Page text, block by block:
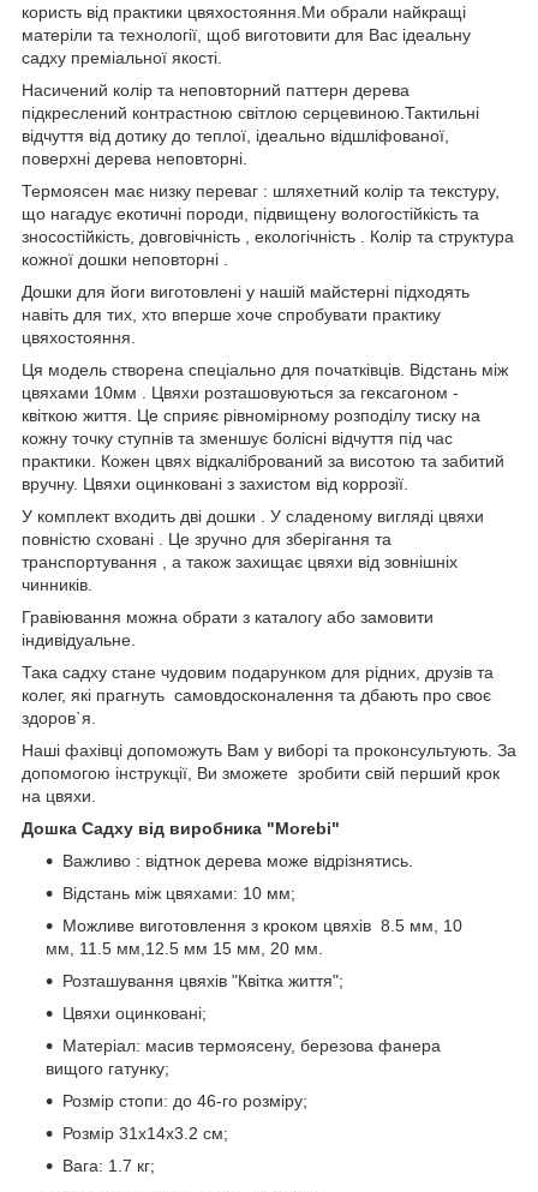
користь від практики цвяхостояння.Ми обрали найкращі
матеріли та технології, щоб виготовити для Вас ідеальну
садху преміальної якості.
Насичений колір та неповторний паттерн дерева
підкреслений контрастною світлою серцевиною.Тактильні
відчуття від дотику до теплої, ідеально відшліфованої,
поверхні дерева неповторні.
Термоясен має низку переваг : шляхетний колір та текстуру,
що нагадує екотичні породи, підвищену вологостійкість та
зносостійкість, довговічність , екологічність . Колір та структура
кожної дошки неповторні .
Дошки для йоги виготовлені у нашій майстерні підходять
навіть для тих, хто вперше хоче спробувати практику
цвяхостояння.
Ця модель створена спеціально для початківців. Відстань між
цвяхами 10мм . Цвяхи розташовуються за гексагоном -
квіткою життя. Це сприяє рівномірному розподілу тиску на
кожну точку ступнів та зменшує болісні відчуття під час
практики. Кожен цвях відкалібрований за висотою та забитий
вручну. Цвяхи оцинковані з захистом від коррозії.
У комплект входить дві дошки . У сладеному вигляді цвяхи
повністю сховані . Це зручно для зберігання та
транспортування , а також захищає цвяхи від зовнішніх
чинників.
Гравіювання можна обрати з каталогу або замовити
індивідуальне.
Така садху стане чудовим подарунком для рідних, друзів та
колег, які прагнуть самовдосконалення та дбають про своє
здоров`я.
Наші фахівці допоможуть Вам у виборі та проконсультують. За
допомогою інструкції, Ви зможете зробити свій перший крок
на цвяхи.
Дошка Садху від виробника "Morebi"
Важливо : відтнок дерева може відрізнятись.
Відстань між цвяхами: 10 мм;
Можливе виготовлення з кроком цвяхів 8.5 мм, 10
мм, 11.5 мм,12.5 мм 15 мм, 20 мм.
Розташування цвяхів "Квітка життя";
Цвяхи оцинковані;
Матеріал: масив термоясену, березова фанера
вищого гатунку;
Розмір стопи: до 46-го розміру;
Розмір 31х14х3.2 см;
Вага: 1.7 кг;